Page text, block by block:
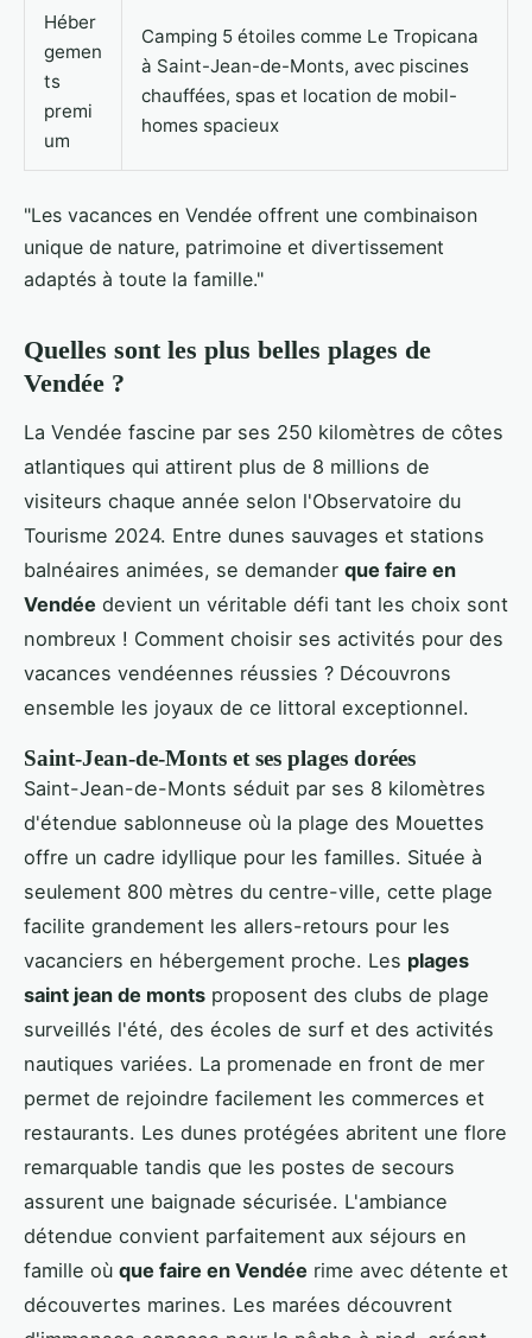
Héber
gemen
ts
premi
um
Camping 5 étoiles comme Le Tropicana
à Saint-Jean-de-Monts, avec piscines
chauffées, spas et location de mobil-
homes spacieux
"Les vacances en Vendée offrent une combinaison
unique de nature, patrimoine et divertissement
adaptés à toute la famille."
Quelles sont les plus belles plages de
Vendée ?
La Vendée fascine par ses 250 kilomètres de côtes
atlantiques qui attirent plus de 8 millions de
visiteurs chaque année selon l'Observatoire du
Tourisme 2024. Entre dunes sauvages et stations
balnéaires animées, se demander que faire en
Vendée devient un véritable défi tant les choix sont
nombreux ! Comment choisir ses activités pour des
vacances vendéennes réussies ? Découvrons
ensemble les joyaux de ce littoral exceptionnel.
Saint-Jean-de-Monts et ses plages dorées
Saint-Jean-de-Monts séduit par ses 8 kilomètres
d'étendue sablonneuse où la plage des Mouettes
offre un cadre idyllique pour les familles. Située à
seulement 800 mètres du centre-ville, cette plage
facilite grandement les allers-retours pour les
vacanciers en hébergement proche. Les plages
saint jean de monts proposent des clubs de plage
surveillés l'été, des écoles de surf et des activités
nautiques variées. La promenade en front de mer
permet de rejoindre facilement les commerces et
restaurants. Les dunes protégées abritent une flore
remarquable tandis que les postes de secours
assurent une baignade sécurisée. L'ambiance
détendue convient parfaitement aux séjours en
famille où que faire en Vendée rime avec détente et
découvertes marines. Les marées découvrent